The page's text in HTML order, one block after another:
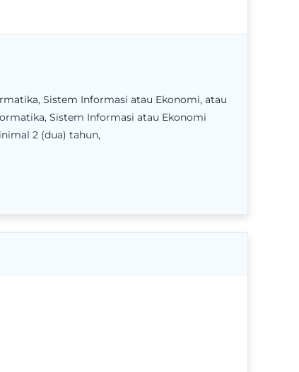
Sistem Informasi atau Ekonomi, atau
Sistem Informasi atau Ekonomi
2 (dua) tahun,